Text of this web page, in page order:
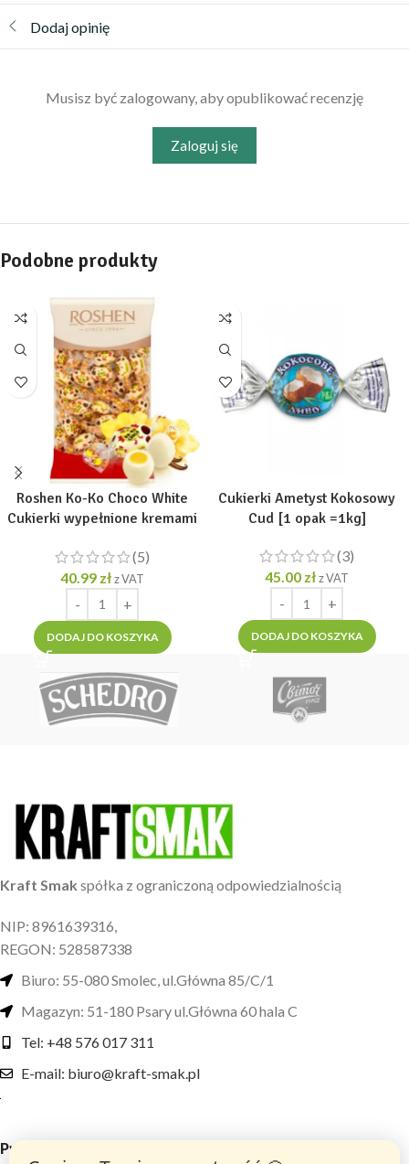
Dodaj opinię
Musisz być zalogowany, aby opublikować recenzję
Zaloguj się
Podobne produkty
Roshen Ko-Ko Choco White
Cukierki wypełnione kremami
(5)
40.99 złz VAT
DODAJ DO KOSZYKA
Cukierki Ametyst Kokosowy
Cud [1 opak =1kg]
(3)
45.00 złz VAT
DODAJ DO KOSZYKA
Kraft Smak spółka z ograniczoną odpowiedzialnością
NIP: 8961639316,
REGON: 528587338
Biuro: 55-080 Smolec, ul.Główna 85/C/1
Magazyn: 51-180 Psary ul.Główna 60 hala C
Tel: +48 576 017 311
E-mail: biuro@kraft-smak.pl
Przydatne linki